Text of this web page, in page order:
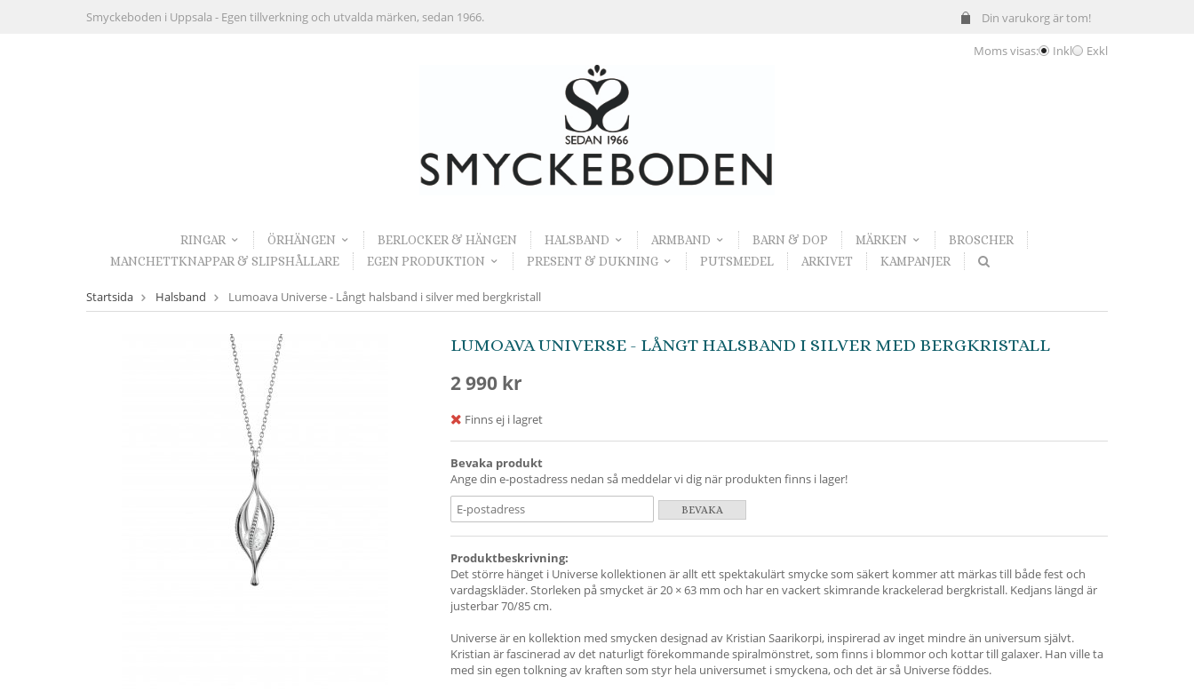
Din varukorg är tom!
Smyckeboden i Uppsala - Egen tillverkning och utvalda märken, sedan 1966.
Moms visas: Inkl Exkl
RINGAR ÖRHÄNGEN BERLOCKER & HÄNGEN HALSBAND ARMBAND BARN & DOP MÄRKEN
BROSCHER
MANCHETTKNAPPAR & SLIPSHÅLLARE
EGEN PRODUKTION PRESENT & DUKNING PUTSMEDEL ARKIVET KAMPANJER
Startsida Halsband Lumoava Universe - Långt halsband i silver med bergkristall
LUMOAVA UNIVERSE - LÅNGT HALSBAND I SILVER MED BERGKRISTALL
2 990 kr
Finns ej i lagret
Bevaka produkt
Ange din e-postadress nedan så meddelar vi dig när produkten finns i lager!
BEVAKA
Produktbeskrivning:
Det större hänget i Universe kollektionen är allt ett spektakulärt smycke som säkert kommer att märkas till både fest och
vardagskläder. Storleken på smycket är 20 × 63 mm och har en vackert skimrande krackelerad bergkristall. Kedjans längd är
justerbar 70/85 cm.
Universe är en kollektion med smycken designad av Kristian Saarikorpi, inspirerad av inget mindre än universum självt.
Kristian är fascinerad av det naturligt förekommande spiralmönstret, som finns i blommor och kottar till galaxer. Han ville ta
med sin egen tolkning av kraften som styr hela universumet i smyckena, och det är så Universe föddes.